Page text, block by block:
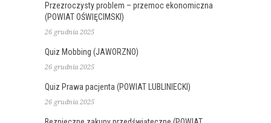
Przezroczysty problem – przemoc ekonomiczna
(POWIAT OŚWIĘCIMSKI)
26 grudnia 2025
Quiz Mobbing (JAWORZNO)
26 grudnia 2025
Quiz Prawa pacjenta (POWIAT LUBLINIECKI)
26 grudnia 2025